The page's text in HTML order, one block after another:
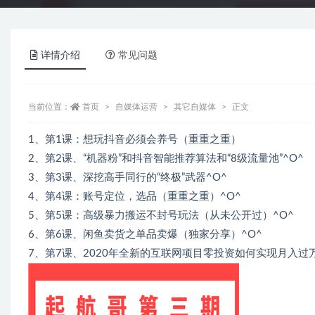
详情介绍 常见问题
当前位置： 首页 自媒体运营 其它自媒体 正文
1、第1课：想玩抖音必须会养号（重重之重）
2、第2课、“机器粉”和抖音智能推荐算法和“8级流量池”^O^
3、第3课、深挖高手同行的“终极”武器^O^
4、第4课：账号定位，选品（重重之重）^O^
5、第5课：高级暴力搬运不封号玩法（从未公开过）^O^
6、第6课、闲鱼卖货之单品卖爆（独家分享）^O^
7、第7课、2020年全新的互联网项目零投资如何实现月入过